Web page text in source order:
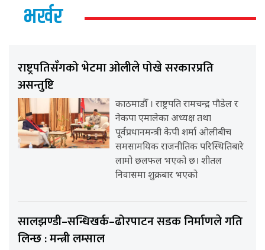
भर्खर
राष्ट्रपतिसँगको भेटमा ओलीले पोखे सरकारप्रति
असन्तुष्टि
काठमाडौँ । राष्ट्रपति रामचन्द्र पौडेल र
नेकपा एमालेका अध्यक्ष तथा
पूर्वप्रधानमन्त्री केपी शर्मा ओलीबीच
समसामयिक राजनीतिक परिस्थितिबारे
लामो छलफल भएको छ। शीतल
निवासमा शुक्रबार भएको
सालझण्डी–सन्धिखर्क–ढोरपाटन सडक निर्माणले गति
लिन्छ : मन्त्री लम्साल